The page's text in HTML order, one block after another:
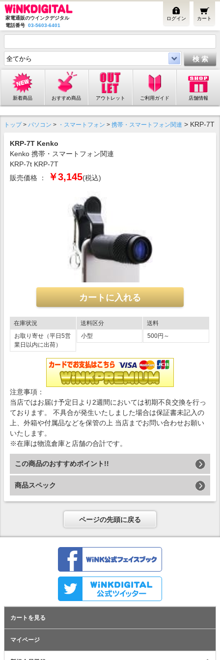
家電通販のウインクデジタル
電話番号 03-5603-6401
カート
ログイン
新着商品 おすすめ商品 アウトレット ご利用ガイド 店舗情報
トップ> パソコン > ・スマートフォン > 携帯・スマートフォン関連 > KRP-7T
KRP-7T Kenko
Kenko 携帯・スマートフォン関連
KRP-7t KRP-7T
販売価格 ：
￥3,145(税込)
在庫状況
お取り寄せ（平日5営
業日以内に出荷）
送料区分
小型
送料
500円～
注意事項：
当店ではお届け予定日より2週間においては初期不良交換を行っ
ております。 不具合が発生いたしました場合は保証書未記入の
上、外箱や付属品などを保管の上 当店までお問い合わせお願い
いたします。
※在庫は物流倉庫と店舗の合計です。
この商品のおすすめポイント!!
商品スペック
ページの先頭に戻る
カートを見る
マイページ